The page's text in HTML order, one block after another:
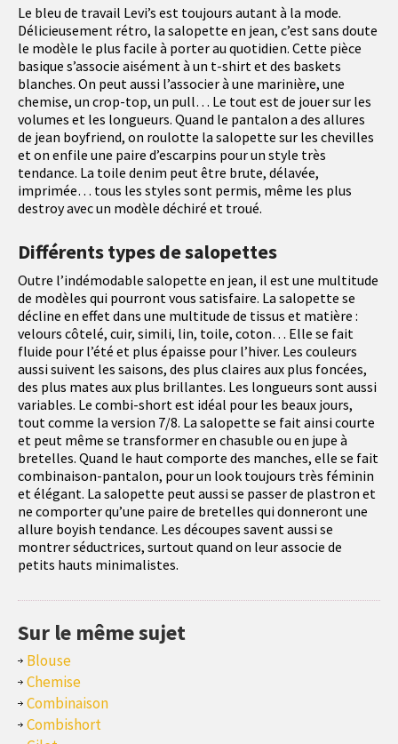
Le bleu de travail Levi’s est toujours autant à la mode.
Délicieusement rétro, la salopette en jean, c’est sans doute
le modèle le plus facile à porter au quotidien. Cette pièce
basique s’associe aisément à un t-shirt et des baskets
blanches. On peut aussi l’associer à une marinière, une
chemise, un crop-top, un pull… Le tout est de jouer sur les
volumes et les longueurs. Quand le pantalon a des allures
de jean boyfriend, on roulotte la salopette sur les chevilles
et on enfile une paire d’escarpins pour un style très
tendance. La toile denim peut être brute, délavée,
imprimée… tous les styles sont permis, même les plus
destroy avec un modèle déchiré et troué.
Différents types de salopettes
Outre l’indémodable salopette en jean, il est une multitude
de modèles qui pourront vous satisfaire. La salopette se
décline en effet dans une multitude de tissus et matière :
velours côtelé, cuir, simili, lin, toile, coton… Elle se fait
fluide pour l’été et plus épaisse pour l’hiver. Les couleurs
aussi suivent les saisons, des plus claires aux plus foncées,
des plus mates aux plus brillantes. Les longueurs sont aussi
variables. Le combi-short est idéal pour les beaux jours,
tout comme la version 7/8. La salopette se fait ainsi courte
et peut même se transformer en chasuble ou en jupe à
bretelles. Quand le haut comporte des manches, elle se fait
combinaison-pantalon, pour un look toujours très féminin
et élégant. La salopette peut aussi se passer de plastron et
ne comporter qu’une paire de bretelles qui donneront une
allure boyish tendance. Les découpes savent aussi se
montrer séductrices, surtout quand on leur associe de
petits hauts minimalistes.
Sur le même sujet
Blouse
Chemise
Combinaison
Combishort